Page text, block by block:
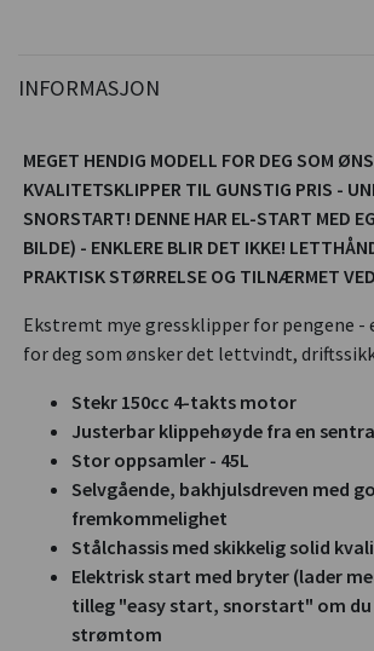
INFORMASJON
MEGET HENDIG MODELL FOR DEG SOM
KVALITETSKLIPPER TIL GUNSTIG PRIS -
SNORSTART! DENNE HAR EL-START MED
BILDE) - ENKLERE BLIR DET IKKE!
PRAKTISK STØRRELSE OG TILNÆRMET
Ekstremt mye gressklipper for pengene -
for deg som ønsker det lettvindt,
Stekr 150cc 4-takts motor
Justerbar klippehøyde fra en
Stor oppsamler - 45L
Selvgående, bakhjulsdreven med
fremkommelighet
Stålchassis med skikkelig solid
Elektrisk start med bryter (lader
tilleg "easy start, snorstart" om du
strømtom